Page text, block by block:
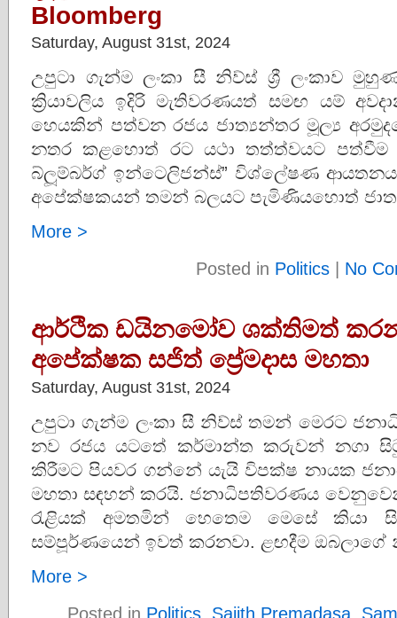
Bloomberg
Saturday, August 31st, 2024
උපුටා ගැන්ම ලංකා සී නිව්ස් ශ්‍රී ලංකාව
ක්‍රියාවලිය ඉදිරි මැතිවරණයත් සමඟ යම්
හෙයකින් පත්වන රජය ජාත්‍යන්තර මූල්‍ය
නතර කළහොත් රට යථා තත්ත්වයට පත්වීම
බ්ලූම්බර්ග් ඉන්ටෙලිජන්ස්” විශ්ලේෂණ
අපේක්ෂකයන් තමන් බලයට පැමිණියහොත්
More >
Posted in Politics | No
ආර්ථික ඩයිනමෝව ශක්තිමත්
අපේක්ෂක සජිත් ප්‍රේමදාස මහතා
Saturday, August 31st, 2024
උපුටා ගැන්ම ලංකා සී නිව්ස් තමන් මෙරට
නව රජය යටතේ කර්මාන්ත කරුවන් නගා
කිරීමට පියවර ගන්නේ යැයි විපක්ෂ නායක
මහතා සඳහන් කරයි. ජනාධිපතිවරණය
රැළියක් අමතමින් හෙතෙම මෙසේ කියා
සම්පූර්ණයෙන් ඉවත් කරනවා. ළඟදීම
More >
Posted in Politics Sajith Premadasa